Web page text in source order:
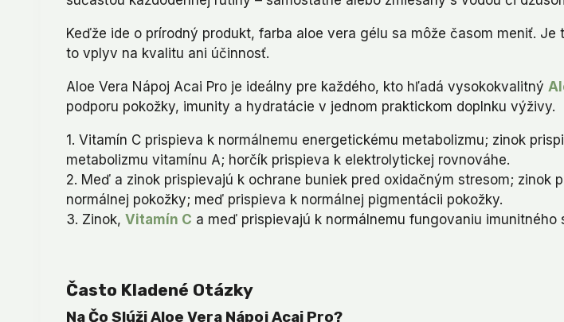
Keďže ide o prírodný produkt, farba aloe vera gélu sa môže časom meniť. Je
to vplyv na kvalitu ani účinnosť.
Aloe Vera Nápoj Acai Pro je ideálny pre každého, kto hľadá vysokokvalitný
podporu pokožky, imunity a hydratácie v jednom praktickom doplnku výživy.
1. Vitamín C prispieva k normálnemu energetickému metabolizmu; zinok
metabolizmu vitamínu A; horčík prispieva k elektrolytickej rovnováhe.
2. Meď a zinok prispievajú k ochrane buniek pred oxidačným stresom; zinok
normálnej pokožky; meď prispieva k normálnej pigmentácii pokožky.
3. Zinok, Vitamín C a meď prispievajú k normálnemu fungovaniu imunitného
Často Kladené Otázky
Na Čo Slúži Aloe Vera Nápoj Acai Pro?